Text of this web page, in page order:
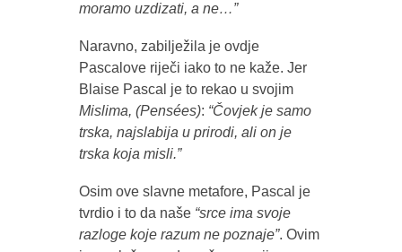
moramo uzdizati, a ne…”
Naravno, zabilježila je ovdje
Pascalove riječi iako to ne kaže. Jer
Blaise Pascal je to rekao u svojim
Mislima, (Pensées): “Čovjek je samo
trska, najslabija u prirodi, ali on je
trska koja misli.”
Osim ove slavne metafore, Pascal je
tvrdio i to da naše “srce ima svoje
razloge koje razum ne poznaje”. Ovim